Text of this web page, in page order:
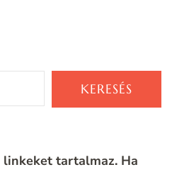
KERESÉS
tartalmaz. Ha